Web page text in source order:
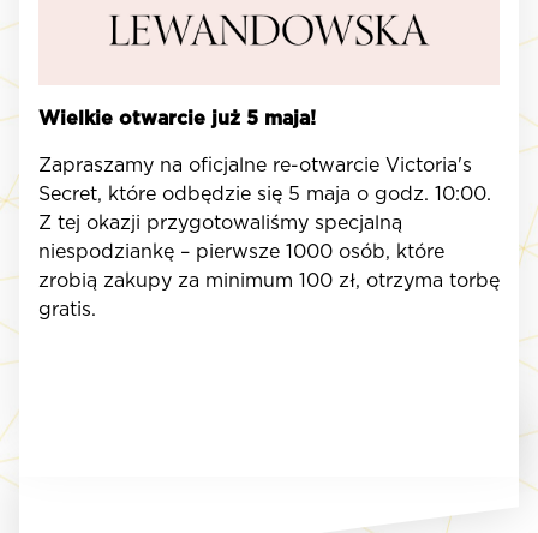
Wielkie otwarcie już 5 maja!
Zapraszamy na oficjalne re-otwarcie Victoria's
Secret, które odbędzie się 5 maja o godz. 10:00.
Z tej okazji przygotowaliśmy specjalną
niespodziankę – pierwsze 1000 osób, które
zrobią zakupy za minimum 100 zł, otrzyma torbę
gratis.